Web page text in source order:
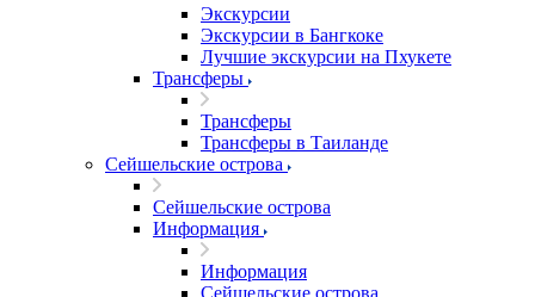
Экскурсии
Экскурсии в Бангкоке
Лучшие экскурсии на Пхукете
Трансферы
Трансферы
Трансферы в Таиланде
Сейшельские острова
Сейшельские острова
Информация
Информация
Сейшельские острова